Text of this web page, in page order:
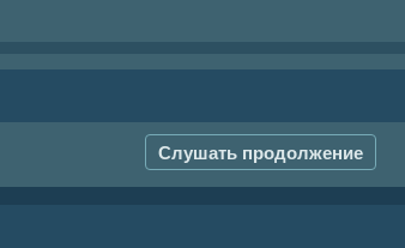
Слушать продолжение